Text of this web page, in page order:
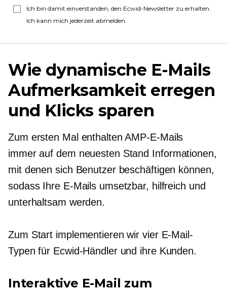
Ich bin damit einverstanden, den Ecwid-Newsletter zu erhalten.
Ich kann mich jederzeit abmelden.
Wie dynamische E-Mails
Aufmerksamkeit erregen
und Klicks sparen
Zum ersten Mal enthalten AMP-E-Mails
immer auf dem neuesten Stand Informationen,
mit denen sich Benutzer beschäftigen können,
sodass Ihre E-Mails umsetzbar, hilfreich und
unterhaltsam werden.
Zum Start implementieren wir vier E-Mail-
Typen für Ecwid-Händler und ihre Kunden.
Interaktive E-Mail zum